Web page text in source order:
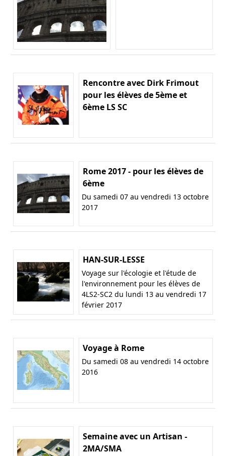
Rencontre avec Dirk Frimout
pour les élèves de 5ème et
6ème LS SC
Rome 2017 - pour les élèves de
6ème
Du samedi 07 au vendredi 13 octobre
2017
HAN-SUR-LESSE
Voyage sur l'écologie et l'étude de
l'environnement pour les élèves de
4LS2-SC2 du lundi 13 au vendredi 17
février 2017
Voyage à Rome
Du samedi 08 au vendredi 14 octobre
2016
Semaine avec un Artisan -
2MA/SMA